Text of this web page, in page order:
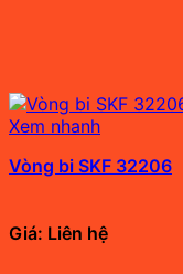
Xem nhanh
Vòng bi SKF 32206
Giá: Liên hệ